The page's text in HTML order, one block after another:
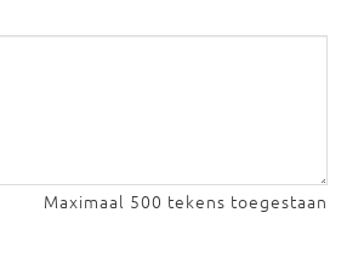
Maximaal 500 tekens toegestaan